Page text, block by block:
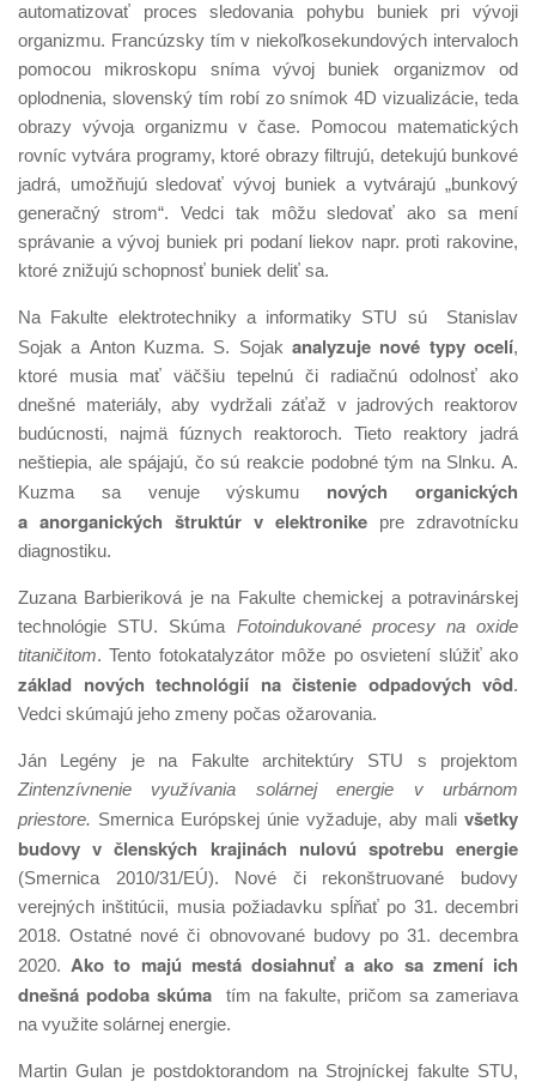
automatizovať proces sledovania pohybu buniek pri vývoji
organizmu. Francúzsky tím v niekoľkosekundových intervaloch
pomocou mikroskopu sníma vývoj buniek organizmov od
oplodnenia, slovenský tím robí zo snímok 4D vizualizácie, teda
obrazy vývoja organizmu v čase. Pomocou matematických
rovníc vytvára programy, ktoré obrazy filtrujú, detekujú bunkové
jadrá, umožňujú sledovať vývoj buniek a vytvárajú „bunkový
generačný strom“. Vedci tak môžu sledovať ako sa mení
správanie a vývoj buniek pri podaní liekov napr. proti rakovine,
ktoré znižujú schopnosť buniek deliť sa.
Na Fakulte elektrotechniky a informatiky STU sú Stanislav
Sojak a Anton Kuzma. S. Sojak analyzuje nové typy ocelí,
ktoré musia mať väčšiu tepelnú či radiačnú odolnosť ako
dnešné materiály, aby vydržali záťaž v jadrových reaktorov
budúcnosti, najmä fúznych reaktoroch. Tieto reaktory jadrá
neštiepia, ale spájajú, čo sú reakcie podobné tým na Slnku. A.
Kuzma sa venuje výskumu nových organických
a anorganických štruktúr v elektronike pre zdravotnícku
diagnostiku.
Zuzana Barbieriková je na Fakulte chemickej a potravinárskej
technológie STU. Skúma Fotoindukované procesy na oxide
titaničitom. Tento fotokatalyzátor môže po osvietení slúžiť ako
základ nových technológií na čistenie odpadových vôd.
Vedci skúmajú jeho zmeny počas ožarovania.
Ján Legény je na Fakulte architektúry STU s projektom
Zintenzívnenie využívania solárnej energie v urbárnom
priestore. Smernica Európskej únie vyžaduje, aby mali všetky
budovy v členských krajinách nulovú spotrebu energie
(Smernica 2010/31/EÚ). Nové či rekonštruované budovy
verejných inštitúcii, musia požiadavku spĺňať po 31. decembri
2018. Ostatné nové či obnovované budovy po 31. decembra
2020. Ako to majú mestá dosiahnuť a ako sa zmení ich
dnešná podoba skúma tím na fakulte, pričom sa zameriava
na využite solárnej energie.
Martin Gulan je postdoktorandom na Strojníckej fakulte STU,